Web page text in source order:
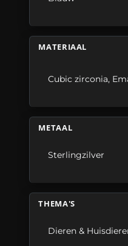
MATERIAAL
Cubic zirconia,
METAAL
Sterlingzilver
THEMA'S
Dieren &